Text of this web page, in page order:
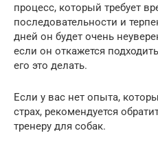
процесс, который требует
последовательности и
дней он будет очень
если он откажется
его это делать.
Если у вас нет опыта,
страх, рекомендуется
тренеру для собак.